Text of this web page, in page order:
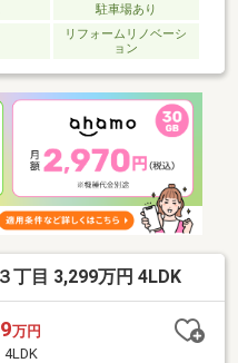
駐車場あり
リフォームリノベーシ
ョン
丁目 3,299万円 4LDK
万円
4LDK